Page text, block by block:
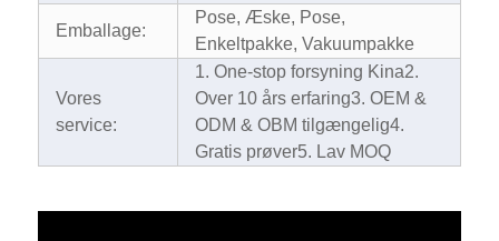
Emballage:
Pose, Æske, Pose,
Enkeltpakke, Vakuumpakke
Vores
service:
1. One-stop forsyning Kina2.
Over 10 års erfaring3. OEM &
ODM & OBM tilgængelig4.
Gratis prøver5. Lav MOQ